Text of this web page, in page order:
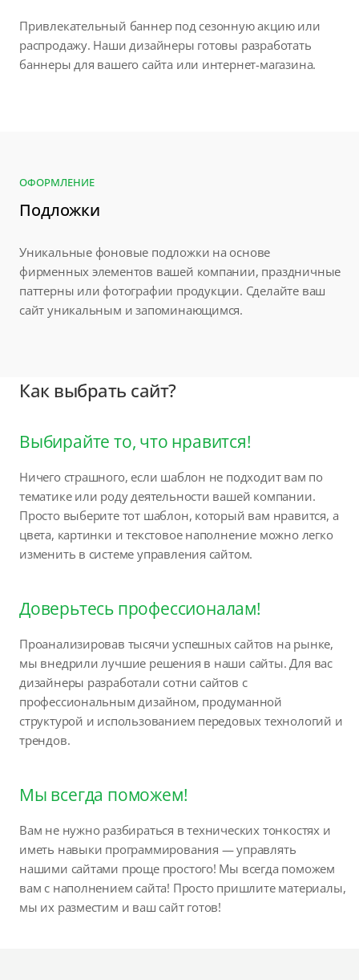
Привлекательный баннер под сезонную акцию или
распродажу. Наши дизайнеры готовы разработать
баннеры для вашего сайта или интернет-магазина.
ОФОРМЛЕНИЕ
Подложки
Уникальные фоновые подложки на основе
фирменных элементов вашей компании, праздничные
паттерны или фотографии продукции. Сделайте ваш
сайт уникальным и запоминающимся.
Как выбрать сайт?
Выбирайте то, что нравится!
Ничего страшного, если шаблон не подходит вам по
тематике или роду деятельности вашей компании.
Просто выберите тот шаблон, который вам нравится, а
цвета, картинки и текстовое наполнение можно легко
изменить в системе управления сайтом.
Доверьтесь профессионалам!
Проанализировав тысячи успешных сайтов на рынке,
мы внедрили лучшие решения в наши сайты. Для вас
дизайнеры разработали сотни сайтов с
профессиональным дизайном, продуманной
структурой и использованием передовых технологий и
трендов.
Мы всегда поможем!
Вам не нужно разбираться в технических тонкостях и
иметь навыки программирования — управлять
нашими сайтами проще простого! Мы всегда поможем
вам с наполнением сайта! Просто пришлите материалы,
мы их разместим и ваш сайт готов!